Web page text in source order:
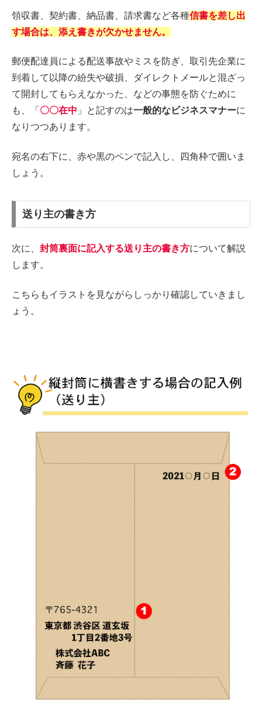
領収書、契約書、納品書、請求書など各種信書を差し出
す場合は、添え書きが欠かせません。
郵便配達員による配送事故やミスを防ぎ、取引先企業に
到着して以降の紛失や破損、ダイレクトメールと混ざっ
て開封してもらえなかった、などの事態を防ぐために
も、「 〇〇在中 」と記すのは一般的なビジネスマナーに
なりつつあります。
宛名の右下に、赤や黒のペンで記入し、四角枠で囲いま
しょう。
送り主の書き方
次に、 封筒裏面に記入する送り主の書き方について解説
します。
こちらもイラストを見ながらしっかり確認していきまし
ょう。